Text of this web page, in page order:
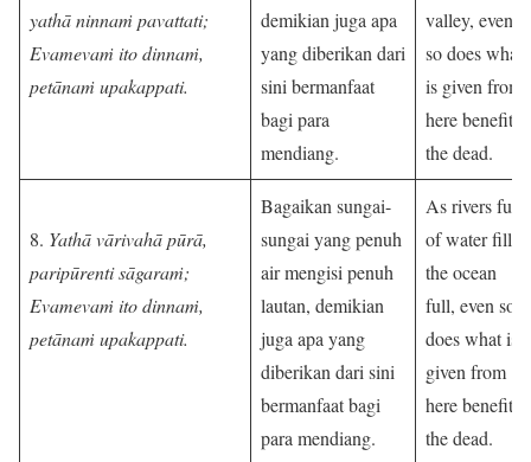
yathā ninnaṁ pavattati;
Evamevaṁ ito dinnaṁ,
petānaṁ upakappati.
demikian juga apa
yang diberikan dari
sini bermanfaat
bagi para
mendiang.
valley, even
so does what
is given from
here benefit
the dead.
8. Yathā vārivahā pūrā,
paripūrenti sāgaraṁ;
Evamevaṁ ito dinnaṁ,
petānaṁ upakappati.
Bagaikan sungai-
sungai yang penuh
air mengisi penuh
lautan, demikian
juga apa yang
diberikan dari sini
bermanfaat bagi
para mendiang.
As rivers full
of water fill
the ocean
full, even so
does what is
given from
here benefit
the dead.